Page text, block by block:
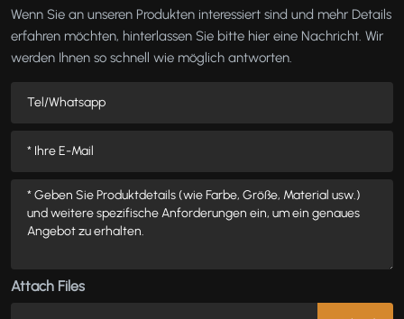
Wenn Sie an unseren Produkten interessiert sind und mehr Details
erfahren möchten, hinterlassen Sie bitte hier eine Nachricht. Wir
werden Ihnen so schnell wie möglich antworten.
Attach Files